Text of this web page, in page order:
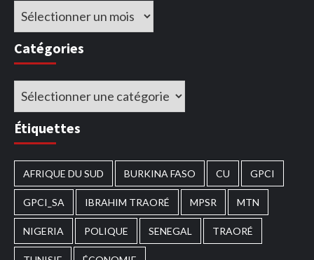
Archives
Catégories
Catégories
Étiquettes
AFRIQUE DU SUD BURKINA FASO CU GPCI
GPCI_SA IBRAHIM TRAORÉ MPSR MTN
NIGERIA POLIQUE SENEGAL TRAORÉ